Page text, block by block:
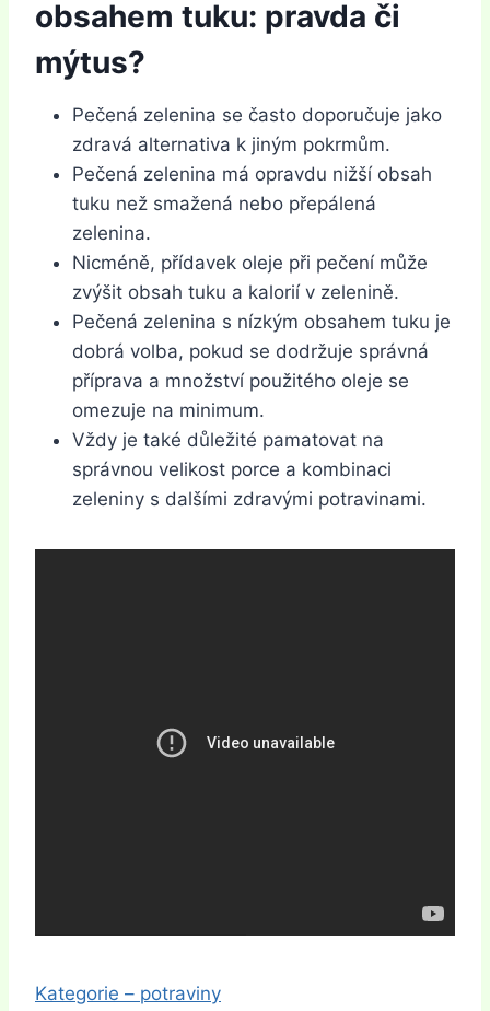
obsahem tuku: pravda či
mýtus?
Pečená zelenina se často doporučuje jako
zdravá alternativa k jiným pokrmům.
Pečená zelenina má opravdu nižší obsah
tuku než smažená nebo přepálená
zelenina.
Nicméně, přídavek oleje při pečení může
zvýšit obsah tuku a kalorií v zelenině.
Pečená zelenina s nízkým obsahem tuku je
dobrá volba, pokud se dodržuje správná
příprava a množství použitého oleje se
omezuje na minimum.
Vždy je také důležité pamatovat na
správnou velikost porce a kombinaci
zeleniny s dalšími zdravými potravinami.
Kategorie – potraviny